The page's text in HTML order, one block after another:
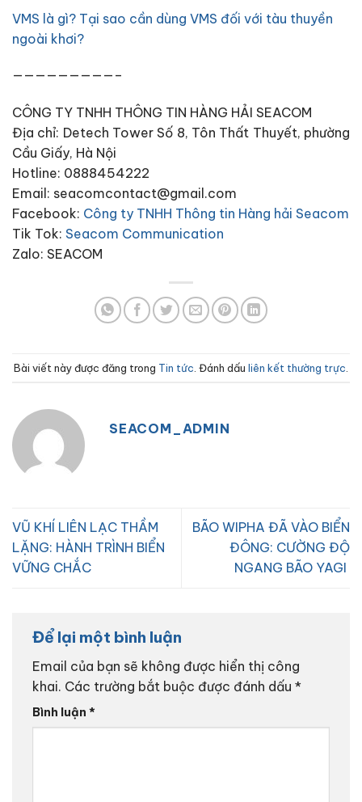
VMS là gì? Tại sao cần dùng VMS đối với tàu thuyền
ngoài khơi?
—————————–
CÔNG TY TNHH THÔNG TIN HÀNG HẢI SEACOM
Địa chỉ: Detech Tower Số 8, Tôn Thất Thuyết, phường
Cầu Giấy, Hà Nội
Hotline: 0888454222
Email: seacomcontact@gmail.com
Facebook: Công ty TNHH Thông tin Hàng hải Seacom
Tik Tok: Seacom Communication
Zalo: SEACOM
Bài viết này được đăng trong Tin tức . Đánh dấu liên kết thường trực
SEACOM_ADMIN
VŨ KHÍ LIÊN LẠC THẦM
LẶNG: HÀNH TRÌNH BIỂN
VỮNG CHẮC
BÃO WIPHA ĐÃ VÀO BIỂN
ĐÔNG: CƯỜNG ĐỘ
NGANG BÃO YAGI
Để lại một bình luận
Email của bạn sẽ không được hiển thị công
khai. Các trường bắt buộc được đánh dấu *
Bình luận *